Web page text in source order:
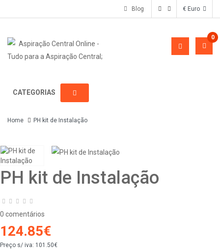
Blog
0
CATEGORIAS
Home PH kit de Instalação
PH kit de Instalação
0 comentários
124.85€
Preço s/ iva: 101.50€